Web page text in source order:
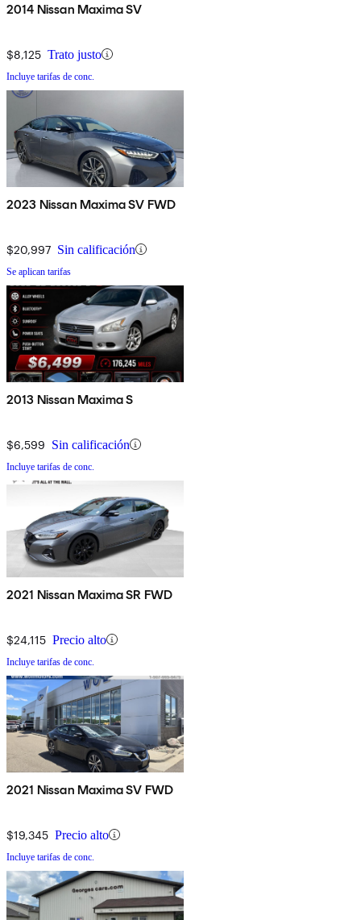
2014 Nissan Maxima SV
$8,125 Trato justo
Incluye tarifas de conc.
2023 Nissan Maxima SV FWD
$20,997 Sin calificación
Se aplican tarifas
2013 Nissan Maxima S
$6,599 Sin calificación
Incluye tarifas de conc.
2021 Nissan Maxima SR FWD
$24,115 Precio alto
Incluye tarifas de conc.
2021 Nissan Maxima SV FWD
$19,345 Precio alto
Incluye tarifas de conc.